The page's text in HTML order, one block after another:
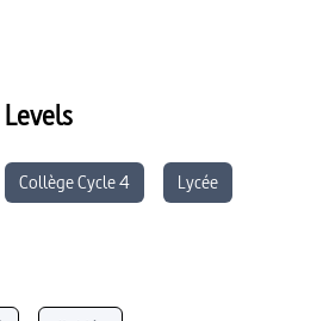
Levels
Collège Cycle 4 Lycée